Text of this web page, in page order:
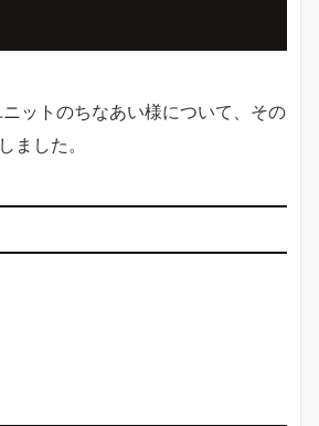
ットのちなあい様について、その
ました。